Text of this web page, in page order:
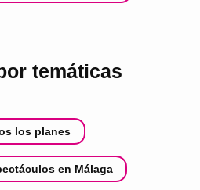
temáticas
los planes
en Málaga